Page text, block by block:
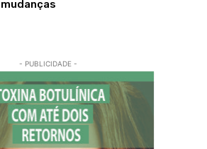
mudanças
- PUBLICIDADE -